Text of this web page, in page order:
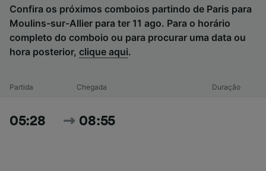
Confira os próximos comboios partindo de Paris para
Moulins-sur-Allier para ter 11 ago. Para o horário
completo do comboio ou para procurar uma data ou
hora posterior, clique aqui.
Partida Chegada Duração
05:28 08:55